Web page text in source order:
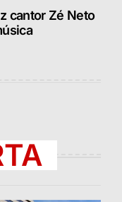
cantor Zé Neto